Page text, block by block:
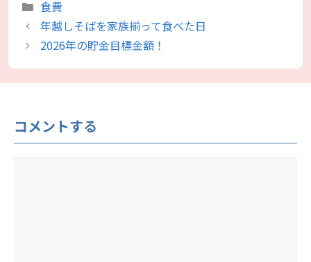
カ
テ
ゴ
リ
ー
食費
年越しそばを家族揃って食べた日
2026年の貯金目標金額！
コメントする